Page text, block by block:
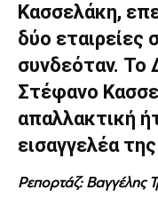
Κασσελάκη,
δύο εταιρείες
συνδεόταν. Το
Στέφανο
απαλλακτική
εισαγγελέα
Ρεπορτάζ: Βαγγέλης